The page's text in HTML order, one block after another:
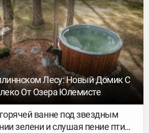
и на цены в отелях,
туристической
Но Чемпионат уже завершился,
Лесу: Новый Домик С
От Озера Юлемисте
ванне под звездным
зелени и слушая пение птиц